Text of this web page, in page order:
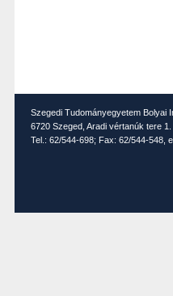
Szegedi Tudományegyetem Bolyai
6720 Szeged, Aradi vértanúk tere 1.
Tel.: 62/544-698; Fax: 62/544-548,